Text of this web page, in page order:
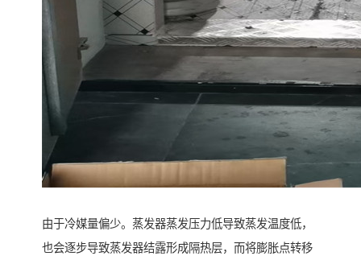
由于冷媒量偏少。蒸发器蒸发压力低导致蒸发温度低，
也会逐步导致蒸发器结露形成隔热层，而将膨胀点转移